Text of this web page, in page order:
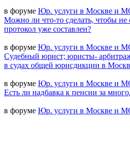
в форуме Юр. услуги в Москве и
Можно ли что-то сделать, чтобы не
протокол уже составлен?
в форуме Юр. услуги в Москве и
Судебный юрист; юристы-
в судах общей юрисдикции в
в форуме Юр. услуги в Москве и
Есть ли надбавка к пенсии за
в форуме Юр. услуги в Москве и